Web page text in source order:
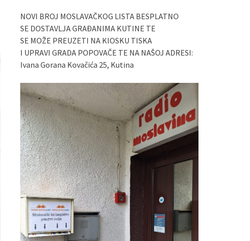
NOVI BROJ MOSLAVAČKOG LISTA BESPLATNO
SE DOSTAVLJA GRAĐANIMA KUTINE TE
SE MOŽE PREUZETI NA KIOSKU TISKA
I UPRAVI GRADA POPOVAČE TE NA NAŠOJ ADRESI:
Ivana Gorana Kovačića 25, Kutina